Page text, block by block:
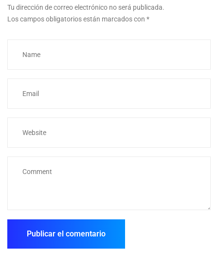
Tu dirección de correo electrónico no será publicada.
Los campos obligatorios están marcados con *